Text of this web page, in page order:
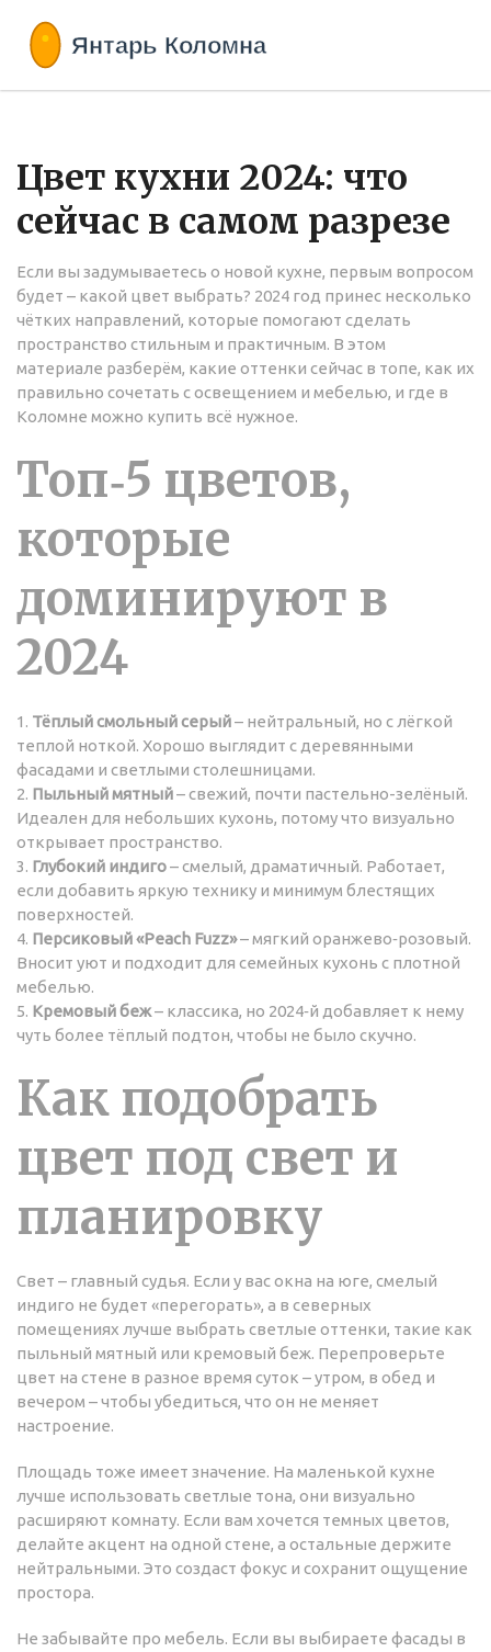
Цвет кухни 2024: что
сейчас в самом разрезе
Если вы задумываетесь о новой кухне, первым вопросом
будет – какой цвет выбрать? 2024 год принес несколько
чётких направлений, которые помогают сделать
пространство стильным и практичным. В этом
материале разберём, какие оттенки сейчас в топе, как их
правильно сочетать с освещением и мебелью, и где в
Коломне можно купить всё нужное.
Топ‑5 цветов,
которые
доминируют в
2024
1. Тёплый смольный серый– нейтральный, но с лёгкой
теплой ноткой. Хорошо выглядит с деревянными
фасадами и светлыми столешницами.
2. Пыльный мятный– свежий, почти пастельно-зелёный.
Идеален для небольших кухонь, потому что визуально
открывает пространство.
3. Глубокий индиго– смелый, драматичный. Работает,
если добавить яркую технику и минимум блестящих
поверхностей.
4. Персиковый «Peach Fuzz»– мягкий оранжево‑розовый.
Вносит уют и подходит для семейных кухонь с плотной
мебелью.
5. Кремовый беж– классика, но 2024‑й добавляет к нему
чуть более тёплый подтон, чтобы не было скучно.
Как подобрать
цвет под свет и
планировку
Свет – главный судья. Если у вас окна на юге, смелый
индиго не будет «перегорать», а в северных
помещениях лучше выбрать светлые оттенки, такие как
пыльный мятный или кремовый беж. Перепроверьте
цвет на стене в разное время суток – утром, в обед и
вечером – чтобы убедиться, что он не меняет
настроение.
Площадь тоже имеет значение. На маленькой кухне
лучше использовать светлые тона, они визуально
расширяют комнату. Если вам хочется темных цветов,
делайте акцент на одной стене, а остальные держите
нейтральными. Это создаст фокус и сохранит ощущение
простора.
Не забывайте про мебель. Если вы выбираете фасады в